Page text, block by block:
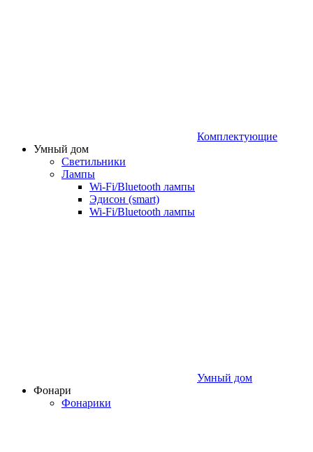
Комплектующие
Умный дом
Светильники
Лампы
Wi‑Fi/Bluetooth лампы
Эдисон (smart)
Wi-Fi/Bluetooth лампы
Умный дом
Фонари
Фонарики